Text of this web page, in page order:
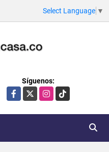
Select Language ▼
Síguenos:
Facebook
X Instagram
TikTok